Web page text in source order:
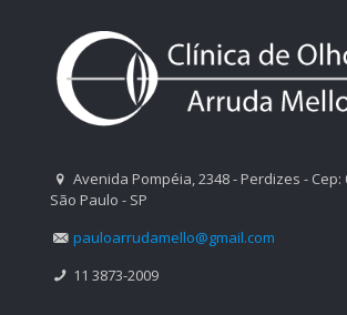
Avenida Pompéia, 2348 - Perdizes - Cep:
São Paulo - SP
pauloarrudamello@gmail.com
11 3873-2009